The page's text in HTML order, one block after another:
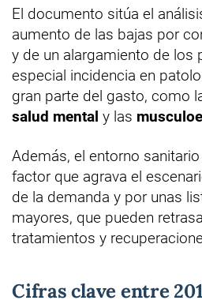
El documento sitúa el
aumento de las bajas por
y de un alargamiento de los
especial incidencia en
gran parte del gasto, como
salud mental y las
Además, el entorno
factor que agrava el
de la demanda y por unas
mayores, que pueden
tratamientos y
Cifras clave entre